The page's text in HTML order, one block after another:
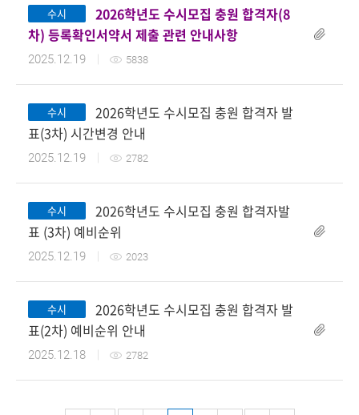
첨부파일
수시
2026학년도 수시모집 충원 합격자(8
차) 등록확인서약서 제출 관련 안내사항
첨부파일
2025.12.19 5838
수시
2026학년도 수시모집 충원 합격자 발
표(3차) 시간변경 안내
2025.12.19 2782
수시
2026학년도 수시모집 충원 합격자발
표 (3차) 예비순위
2025.12.19 2023
수시
2026학년도 수시모집 충원 합격자 발
표(2차) 예비순위 안내
2025.12.18 2782